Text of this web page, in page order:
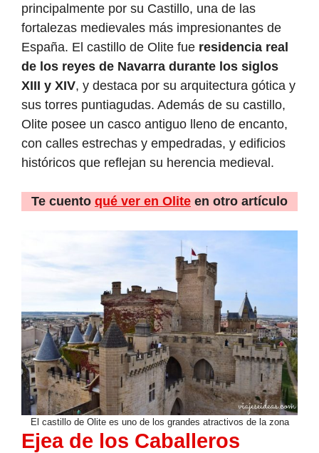
principalmente por su Castillo, una de las
fortalezas medievales más impresionantes de
España. El castillo de Olite fue residencia real
de los reyes de Navarra durante los siglos
XIII y XIV, y destaca por su arquitectura gótica y
sus torres puntiagudas. Además de su castillo,
Olite posee un casco antiguo lleno de encanto,
con calles estrechas y empedradas, y edificios
históricos que reflejan su herencia medieval.
Te cuento qué ver en Olite en otro artículo
El castillo de Olite es uno de los grandes atractivos de la zona
Ejea de los Caballeros